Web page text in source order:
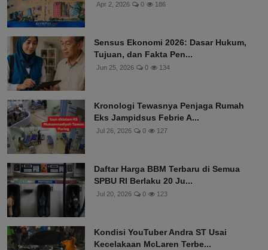
Apr 2, 2026 0 186
Sensus Ekonomi 2026: Dasar Hukum,
Tujuan, dan Fakta Pen...
Jun 25, 2026 0 134
Kronologi Tewasnya Penjaga Rumah
Eks Jampidsus Febrie A...
Jul 26, 2026 0 127
Daftar Harga BBM Terbaru di Semua
SPBU RI Berlaku 20 Ju...
Jul 20, 2026 0 123
Kondisi YouTuber Andra ST Usai
Kecelakaan McLaren Terbe...